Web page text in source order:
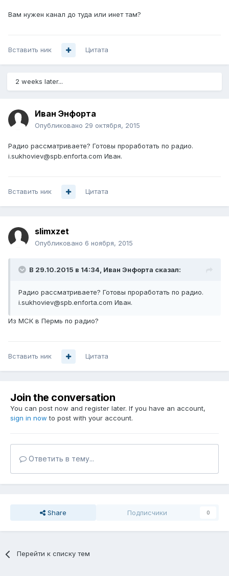
Вам нужен канал до туда или инет там?
Вставить ник Цитата
2 weeks later...
Иван Энфорта
Опубликовано 29 октября, 2015
Радио рассматриваете? Готовы проработать по радио.
i.sukhoviev@spb.enforta.com Иван.
Вставить ник Цитата
slimxzet
Опубликовано 6 ноября, 2015
В 29.10.2015 в 14:34, Иван Энфорта сказал:
Радио рассматриваете? Готовы проработать по радио.
i.sukhoviev@spb.enforta.com Иван.
Из МСК в Пермь по радио?
Вставить ник Цитата
Join the conversation
You can post now and register later. If you have an account,
sign in now to post with your account.
Ответить в тему...
Share Подписчики 0
Перейти к списку тем